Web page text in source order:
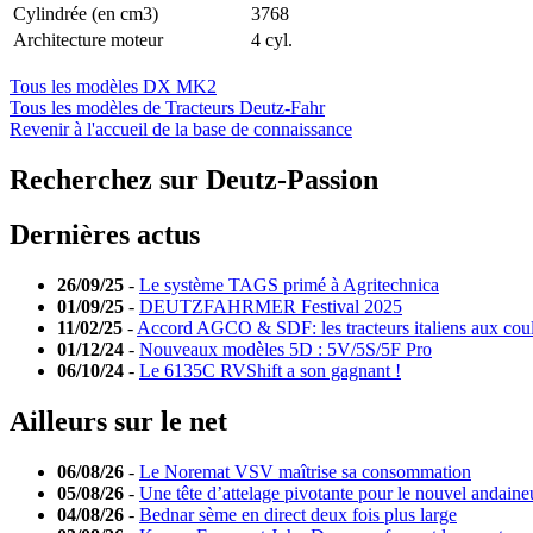
Cylindrée (en cm3)
3768
Architecture moteur
4 cyl.
Tous les modèles DX MK2
Tous les modèles de Tracteurs Deutz-Fahr
Revenir à l'accueil de la base de connaissance
Recherchez sur Deutz-Passion
Dernières actus
26/09/25 - Le système TAGS primé à Agritechnica
01/09/25 - DEUTZFAHRMER Festival 2025
11/02/25 - Accord AGCO & SDF: les tracteurs italiens aux
01/12/24 - Nouveaux modèles 5D : 5V/5S/5F Pro
06/10/24 - Le 6135C RVShift a son gagnant !
Ailleurs sur le net
06/08/26 - Le Noremat VSV maîtrise sa consommation
05/08/26 - Une tête d’attelage pivotante pour le nouvel
04/08/26 - Bednar sème en direct deux fois plus large